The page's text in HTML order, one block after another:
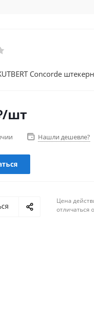
Concorde
/шт
Нашли дешевле?
Цена
отличаться